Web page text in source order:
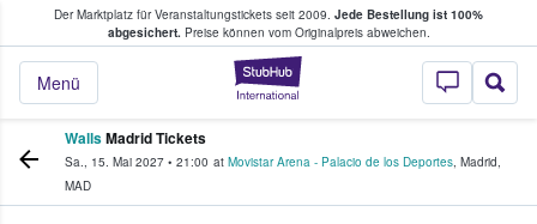
Der Marktplatz für Veranstaltungstickets seit 2009. Jede Bestellung ist 100%
abgesichert.Preise können vom Originalpreis abweichen.
StubHub - Wo
Menü
Tickets kaufen & verkaufen
WallsMadrid Tickets
Sa., 15. Mai 2027 • 21:00 at Movistar Arena - Palacio de los Deportes, Madrid,
MAD